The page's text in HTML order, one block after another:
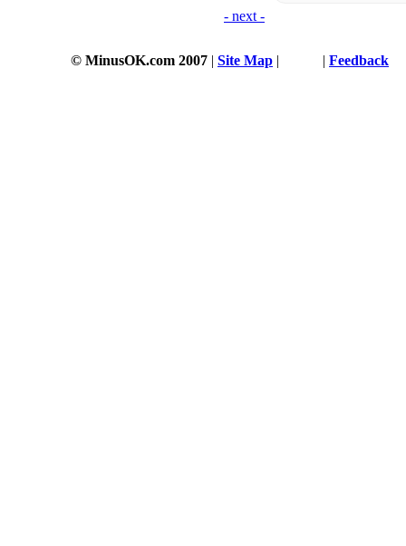
- next -
© MinusOK.com 2007 | Site Map | | Feedback